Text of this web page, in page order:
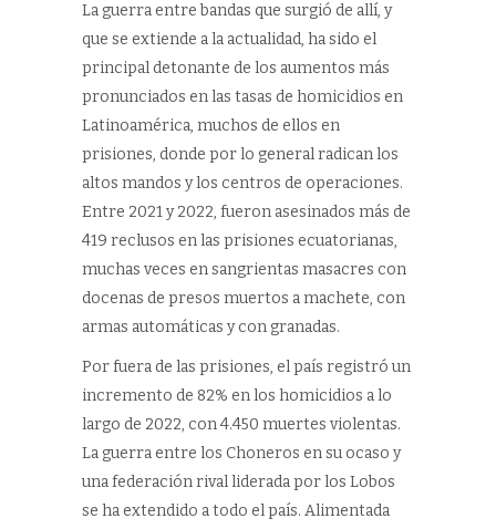
La guerra entre bandas que surgió de allí, y
que se extiende a la actualidad, ha sido el
principal detonante de los aumentos más
pronunciados en las tasas de homicidios en
Latinoamérica, muchos de ellos en
prisiones, donde por lo general radican los
altos mandos y los centros de operaciones.
Entre 2021 y 2022, fueron asesinados más de
419 reclusos en las prisiones ecuatorianas,
muchas veces en sangrientas masacres con
docenas de presos muertos a machete, con
armas automáticas y con granadas.
Por fuera de las prisiones, el país registró un
incremento de 82% en los homicidios a lo
largo de 2022, con 4.450 muertes violentas.
La guerra entre los Choneros en su ocaso y
una federación rival liderada por los Lobos
se ha extendido a todo el país. Alimentada